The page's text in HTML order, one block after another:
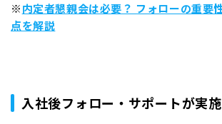
※内定者懇親会は必要？ フォローの重要
点を解説
入社後フォロー・サポートが実